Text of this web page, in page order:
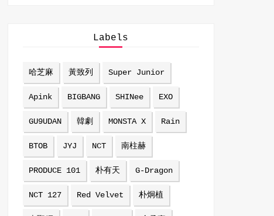
Labels
哈芝麻 黃致列 Super Junior
Apink BIGBANG SHINee EXO
GU9UDAN 韓劇 MONSTA X Rain
BTOB JYJ NCT 南柱赫
PRODUCE 101 朴有天 G-Dragon
NCT 127 Red Velvet 朴炯植